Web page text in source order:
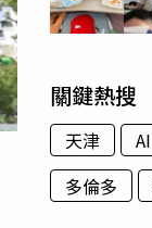
關鍵熱搜
天津 AI
多倫多